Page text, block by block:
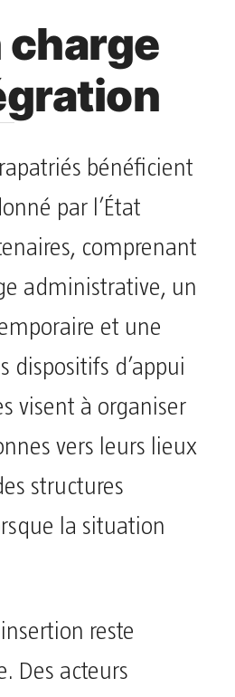
charge
bénéficient
par l’État
comprenant
administrative, un
et une
dispositifs d’appui
visent à organiser
vers leurs lieux
structures
la situation
reste
Des acteurs